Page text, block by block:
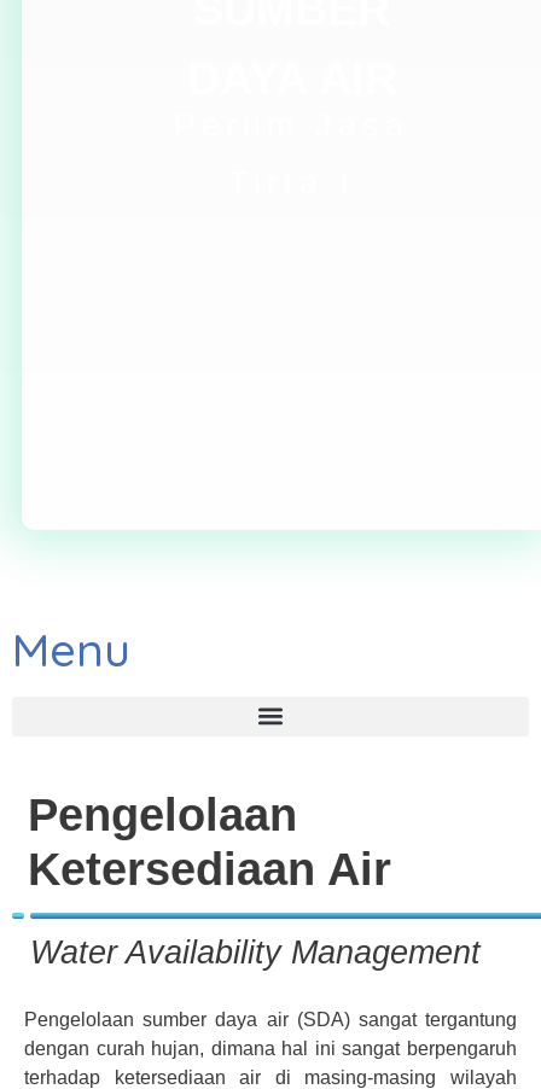
Menu
Pengelolaan
Ketersediaan Air
Water Availability Management
Pengelolaan sumber daya air (SDA) sangat tergantung
dengan curah hujan, dimana hal ini sangat berpengaruh
terhadap ketersediaan air di masing-masing wilayah